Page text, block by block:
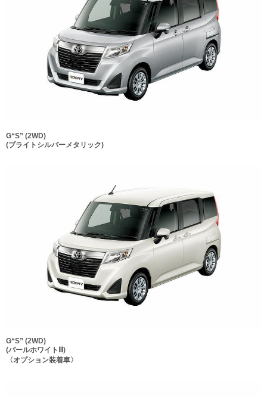
G“S” (2WD)
(ブライトシルバーメタリック)
G“S” (2WD)
(パールホワイトⅢ)
〈オプション装着車〉